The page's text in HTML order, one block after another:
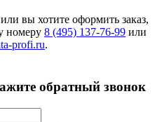
вы хотите оформить заказ,
номеру 8 (495) 137‑76‑99 или
.
обратный звонок